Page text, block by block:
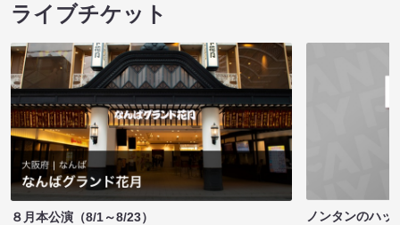
ライブチケット
８月本公演（8/1～8/23）
ノンタンのハッ